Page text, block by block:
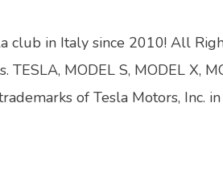
in Italy since 2010! All
MODEL S, MODEL X,
of Tesla Motors, Inc.